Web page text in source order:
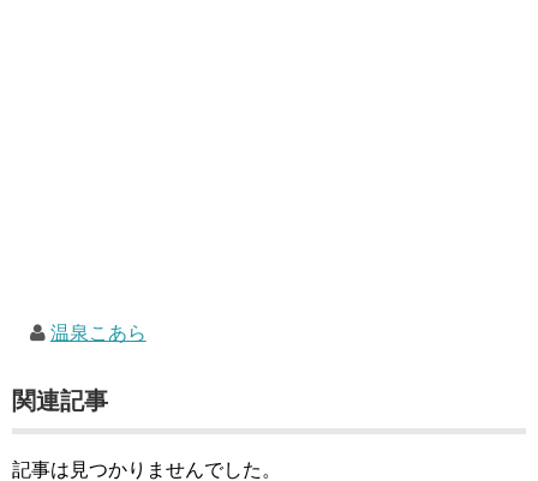
温泉こあら
関連記事
記事は見つかりませんでした。